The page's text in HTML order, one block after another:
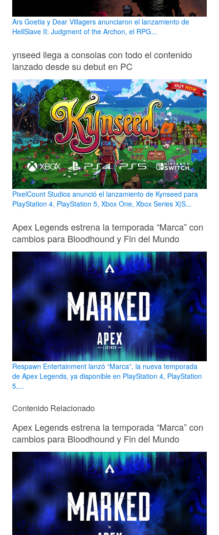
Ars Goetia y Dear Villagers anunciaron el lanzamiento de
HellSlave II: Judgment of the Archon, el RPG...
ynseed llega a consolas con todo el contenido
lanzado desde su debut en PC
PixelCount Studios anunció el lanzamiento de Kynseed para
PlayStation 4, PlayStation 5, Xbox One, Xbox Series X|S...
Apex Legends estrena la temporada “Marca” con
cambios para Bloodhound y Fin del Mundo
Respawn Entertainment lanzó “Marca”, la nueva temporada
de Apex Legends, ya disponible en PlayStation 4, PlayStation
5,...
Contenido Relacionado
Apex Legends estrena la temporada “Marca” con
cambios para Bloodhound y Fin del Mundo